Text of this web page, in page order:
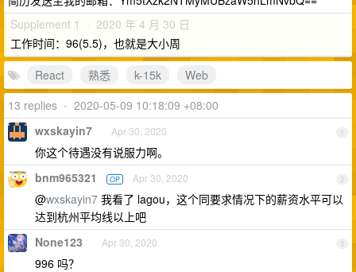
Supplement 1 · 2020 年 4 月 30 日
工作时间：96(5.5)，也就是大小周
React
熟悉 k-15k
Web
13 replies • 2020-05-09 10:18:09 +08:00
1
wxskayin7 Apr 30, 2020
你这个待遇没有说服力啊。
2
bnm965321 OP Apr 30, 2020
@wxskayin7 我看了 lagou，这个同要求情况下的薪资水平可以
达到杭州平均线以上吧
3
None123 Apr 30, 2020
996 吗？